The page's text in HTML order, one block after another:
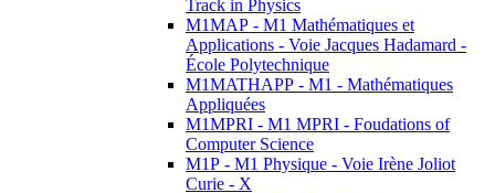
Track in Physics
M1MAP - M1 Mathématiques et
Applications - Voie Jacques Hadamard -
École Polytechnique
M1MATHAPP - M1 - Mathématiques
Appliquées
M1MPRI - M1 MPRI - Foudations of
Computer Science
M1P - M1 Physique - Voie Irène Joliot
Curie - X